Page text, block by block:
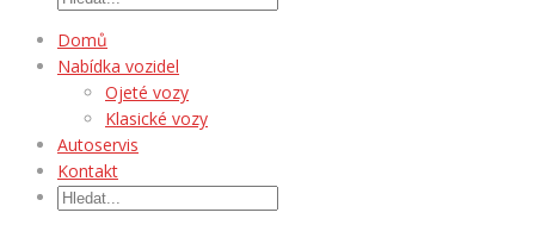
Domů
Nabídka vozidel
Ojeté vozy
Klasické vozy
Autoservis
Kontakt